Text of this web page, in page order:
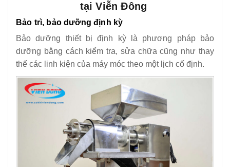
tại Viễn Đông
Bảo trì, bảo dưỡng định kỳ
Bảo dưỡng thiết bị định kỳ là phương pháp bảo
dưỡng bằng cách kiểm tra, sửa chữa cũng như thay
thế các linh kiện của máy móc theo một lịch cố định.